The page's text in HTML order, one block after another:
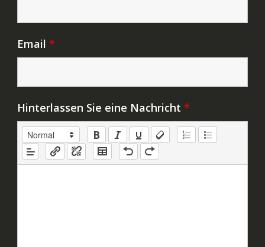
Email *
Hinterlassen Sie eine Nachricht *